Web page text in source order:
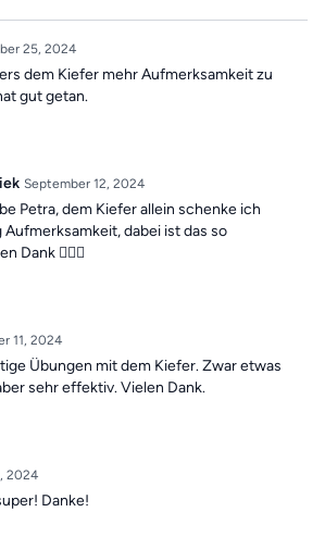
25, 2024
dem Kiefer mehr Aufmerksamkeit zu
gut getan.
September 12, 2024
Petra, dem Kiefer allein schenke ich
Aufmerksamkeit, dabei ist das so
Dank 🙋🏼‍♀️
11, 2024
Übungen mit dem Kiefer. Zwar etwas
sehr effektiv. Vielen Dank.
2024
Danke!